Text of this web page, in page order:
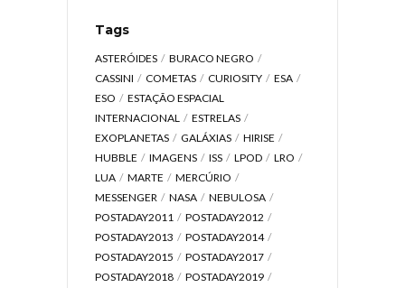
Tags
ASTERÓIDES
BURACO NEGRO
CASSINI
COMETAS CURIOSITY
ESA
ESO
ESTAÇÃO ESPACIAL
INTERNACIONAL
ESTRELAS
EXOPLANETAS
GALÁXIAS
HIRISE
HUBBLE
IMAGENS ISS LPOD
LRO
LUA
MARTE
MERCÚRIO
MESSENGER
NASA
NEBULOSA
POSTADAY2011
POSTADAY2012
POSTADAY2013
POSTADAY2014
POSTADAY2015
POSTADAY2017
POSTADAY2018
POSTADAY2019